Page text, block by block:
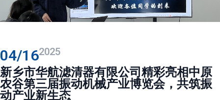
04/162025
新乡市华航滤清器有限公司精彩亮相中原
农谷第三届振动机械产业博览会，共筑振
动产业新生态